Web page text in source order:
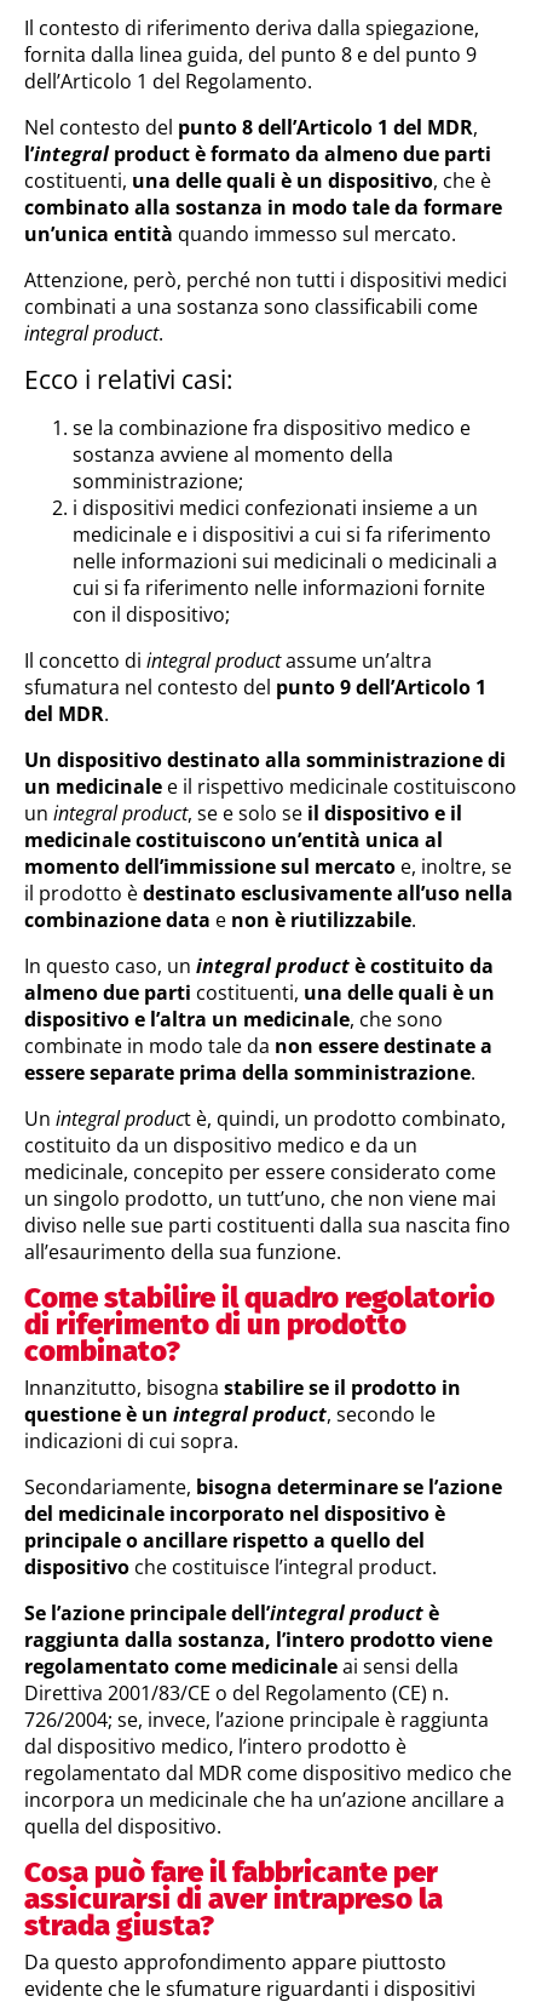
Il contesto di riferimento deriva dalla spiegazione,
fornita dalla linea guida, del punto 8 e del punto 9
dell’Articolo 1 del Regolamento.
Nel contesto del punto 8 dell’Articolo 1 del MDR,
l’integralproduct è formato da almeno due parti
costituenti, una delle quali è un dispositivo, che è
combinato alla sostanza in modo tale da formare
un’unica entità quando immesso sul mercato.
Attenzione, però, perché non tutti i dispositivi medici
combinati a una sostanza sono classificabili come
integral product.
Ecco i relativi casi:
se la combinazione fra dispositivo medico e
sostanza avviene al momento della
somministrazione;
i dispositivi medici confezionati insieme a un
medicinale e i dispositivi a cui si fa riferimento
nelle informazioni sui medicinali o medicinali a
cui si fa riferimento nelle informazioni fornite
con il dispositivo;
Il concetto di integral productassume un’altra
sfumatura nel contesto del punto 9 dell’Articolo 1
del MDR.
Un dispositivo destinato alla somministrazione di
un medicinale e il rispettivo medicinale costituiscono
un integral product, se e solo se il dispositivo e il
medicinale costituiscono un’entità unica al
momento dell’immissione sul mercato e, inoltre, se
il prodotto èdestinato esclusivamente all’uso nella
combinazione data e non è riutilizzabile.
In questo caso, un integral productè costituito da
almeno due parti costituenti, una delle quali è un
dispositivo e l’altra un medicinale, che sono
combinate in modo tale da non essere destinate a
essere separate prima della somministrazione.
Un integral product è, quindi, un prodotto combinato,
costituito da un dispositivo medico e da un
medicinale, concepito per essere considerato come
un singolo prodotto, un tutt’uno, che non viene mai
diviso nelle sue parti costituenti dalla sua nascita fino
all’esaurimento della sua funzione.
Come stabilire il quadro regolatorio
di riferimento di un prodotto
combinato?
Innanzitutto, bisogna stabilire se il prodotto in
questione è un integral product, secondo le
indicazioni di cui sopra.
Secondariamente, bisogna determinare se l’azione
del medicinale incorporato nel dispositivo è
principale o ancillare rispetto a quello del
dispositivo che costituisce l’integral product.
Se l’azione principale dell’integral productè
raggiunta dalla sostanza, l’intero prodotto viene
regolamentato come medicinaleai sensi della
Direttiva 2001/83/CE o del Regolamento (CE) n.
726/2004; se, invece, l’azione principale è raggiunta
dal dispositivo medico, l’intero prodotto è
regolamentato dal MDR come dispositivo medico che
incorpora un medicinale che ha un’azione ancillare a
quella del dispositivo.
Cosa può fare il fabbricante per
assicurarsi di aver intrapreso la
strada giusta?
Da questo approfondimento appare piuttosto
evidente che le sfumature riguardanti i dispositivi